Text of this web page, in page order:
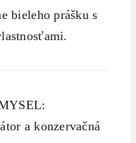
bieleho prášku s
a konzervačná